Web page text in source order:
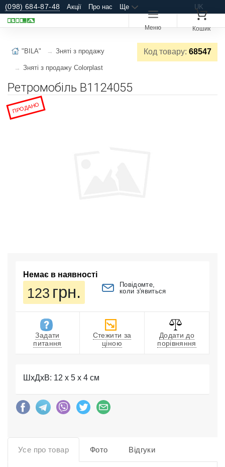
(098) 684-87-48 Акції Про нас Ще UK
Меню Кошик
Код товару: 68547
"BILA" Зняті з продажу
Зняті з продажу Colorplast
Ретромобіль B1124055
ПРОДАНО
Немає в наявності
123 грн.
Повідомте,
коли з'явиться
Задати
питання
Стежити за
ціною
Додати до
порівняння
ШхДхВ: 12 x 5 x 4 см
Усе про товар Фото Відгуки